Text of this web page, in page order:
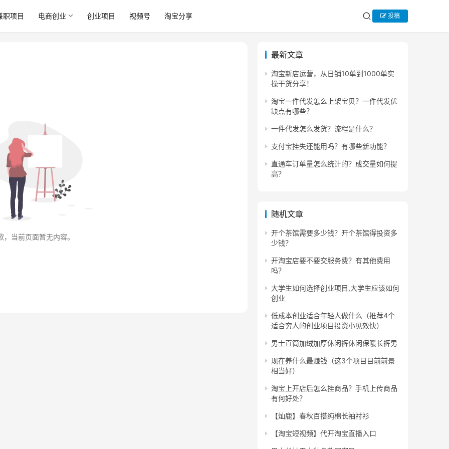
职项目 电商创业 创业项目 视频号 淘宝分享 投稿
，当前页面暂无内容。
最新文章
淘宝新店运营，从日销10单到1000单实
操干货分享！
淘宝一件代发怎么上架宝贝？一件代发优
缺点有哪些？
一件代发怎么发货？流程是什么？
支付宝挂失还能用吗？有哪些新功能？
直通车订单量怎么统计的？成交量如何提
高？
随机文章
开个茶馆需要多少钱？开个茶馆得投资多
少钱？
开淘宝店要不要交服务费？有其他费用
吗？
大学生如何选择创业项目,大学生应该如何
创业
低成本创业适合年轻人做什么（推荐4个
适合穷人的创业项目投资小见效快）
男士直筒加绒加厚休闲裤休闲保暖长裤男
现在养什么最赚钱（这3个项目目前前景
相当好）
淘宝上开店后怎么挂商品？手机上传商品
有何好处？
【灿鹿】春秋百搭纯棉长袖衬衫
【淘宝短视频】代开淘宝直播入口